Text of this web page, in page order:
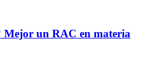
Mejor un RAC en materia